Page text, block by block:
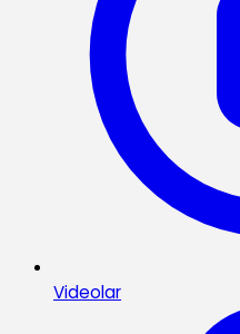
Videolar